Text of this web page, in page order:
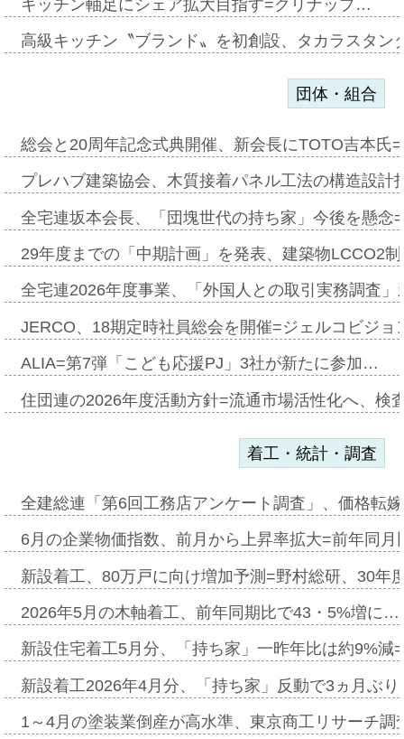
キッチン軸足にシェア拡大目指す=クリナップ…
高級キッチン〝ブランド〟を初創設、タカラスタ
団体・組合
総会と20周年記念式典開催、新会長にTOTO吉本氏
プレハブ建築協会、木質接着パネル工法の構造設
全宅連坂本会長、「団塊世代の持ち家」今後を懸
29年度までの「中期計画」を発表、建築物LCCO2
全宅連2026年度事業、「外国人との取引実務調査
JERCO、18期定時社員総会を開催=ジェルコビジ
ALIA=第7弾「こども応援PJ」3社が新たに参加…
住団連の2026年度活動方針=流通市場活性化へ、検
着工・統計・調査
全建総連「第6回工務店アンケート調査」、価格転
6月の企業物価指数、前月から上昇率拡大=前年同
新設着工、80万戸に向け増加予測=野村総研、30年
2026年5月の木軸着工、前年同期比で43・5%増に…
新設住宅着工5月分、「持ち家」一昨年比は約9%
新設着工2026年4月分、「持ち家」反動で3ヵ月ぶ
1～4月の塗装業倒産が高水準、東京商工リサーチ